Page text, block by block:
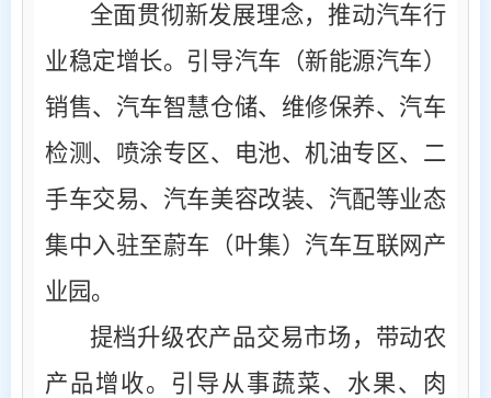
全面贯彻新发展理念，推动汽车行
业稳定增长。引导汽车（新能源汽车）
销售、汽车智慧仓储、维修保养、汽车
检测、喷涂专区、电池、机油专区、二
手车交易、汽车美容改装、汽配等业态
集中入驻至蔚车（叶集）汽车互联网产
业园。
提档升级农产品交易市场，带动农
产品增收。引导从事蔬菜、水果、肉